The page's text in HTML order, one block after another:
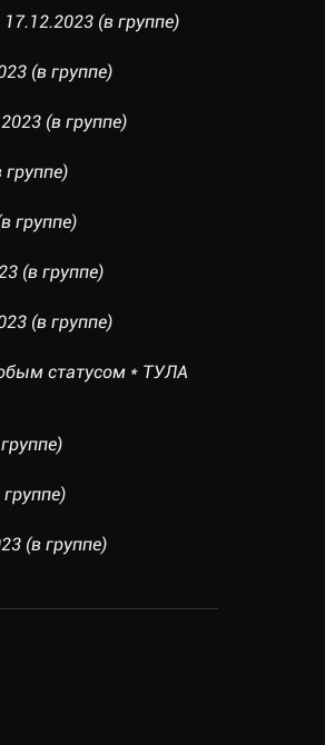
(в группе)
(в группе)
(в группе)
группе)
(в группе)
(в группе)
статусом * ТУЛА
(в группе)